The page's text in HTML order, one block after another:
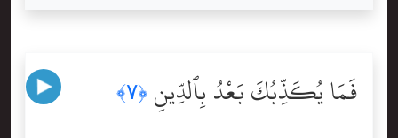
فَمَا يُكَذِّبُكَ بَعْدُ بِٱلدِّينِ ﴿٧﴾